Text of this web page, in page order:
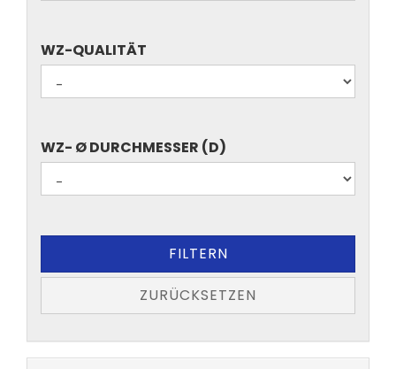
WZ-
QUALITÄT
WZ-QUALITÄT
WZ-
Ø
DURCHMESSER
WZ- Ø DURCHMESSER (D)
FILTERN
ZURÜCKSETZEN